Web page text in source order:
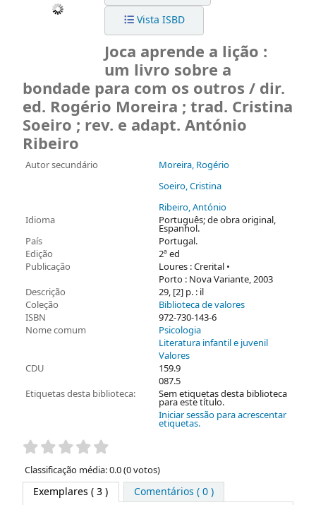
Vista ISBD
Joca aprende a lição :
um livro sobre a
bondade para com os outros / dir.
ed. Rogério Moreira ; trad. Cristina
Soeiro ; rev. e adapt. António
Ribeiro
Autor secundário
Moreira, Rogério
Soeiro, Cristina
Ribeiro, António
Idioma
Português; de obra original,
Espanhol.
País
Portugal.
Edição
2ª ed
Publicação
Loures : Crerital •
Porto : Nova Variante, 2003
Descrição
29, [2] p. : il
Coleção
Biblioteca de valores
ISBN
972-730-143-6
Nome comum
Psicologia
Literatura infantil e juvenil
Valores
CDU
159.9
087.5
Etiquetas desta biblioteca:
Sem etiquetas desta biblioteca
para este título.
Iniciar sessão para acrescentar
etiquetas.
Pontuação
Classificação média: 0.0 (0 votos)
Exemplares ( 3 ) Comentários ( 0 )